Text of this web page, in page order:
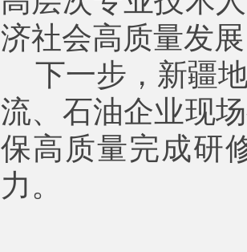
济社会高质量发
下一步，新疆
流、石油企业现
保高质量完成研
力。